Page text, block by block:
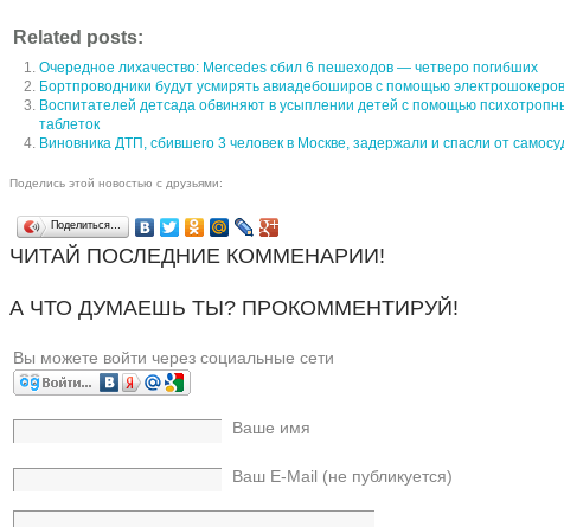
Related posts:
Очередное лихачество: Mercedes сбил 6 пешеходов — четверо погибших
Бортпроводники будут усмирять авиадебоширов с помощью электрошокеров
Воспитателей детсада обвиняют в усыплении детей с помощью
таблеток
Виновника ДТП, сбившего 3 человек в Москве, задержали и спасли от
Поделись этой новостью с друзьями:
Поделиться…
ЧИТАЙ ПОСЛЕДНИЕ КОММЕНАРИИ!
А ЧТО ДУМАЕШЬ ТЫ? ПРОКОММЕНТИРУЙ!
Вы можете войти через социальные сети
Ваше имя
Ваш E-Mail (не публикуется)